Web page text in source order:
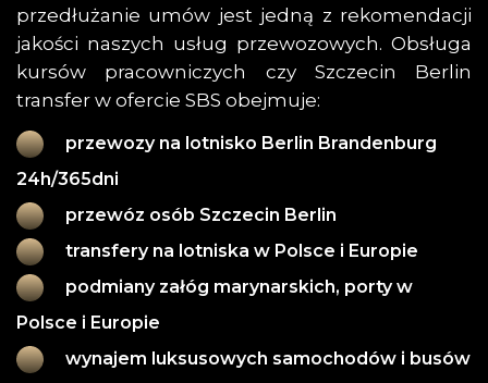
przedłużanie umów jest jedną z rekomendacji
jakości naszych usług przewozowych. Obsługa
kursów pracowniczych czy Szczecin Berlin
transfer w ofercie SBS obejmuje:
przewozy na lotnisko Berlin Brandenburg
24h/365dni
przewóz osób Szczecin Berlin
transfery na lotniska w Polsce i Europie
podmiany załóg marynarskich, porty w
Polsce i Europie
wynajem luksusowych samochodów i busów